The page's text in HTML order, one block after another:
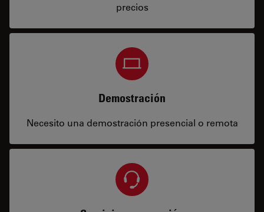
precios
Demostración
Necesito una demostración presencial o remota